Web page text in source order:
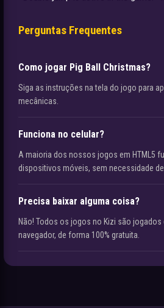
Perguntas Frequentes
Como jogar Pig Ball Christmas?
Siga as instruções na tela do jogo para
mecânicas.
Funciona no celular?
A maioria dos nossos jogos em HTML5
dispositivos móveis, sem necessidade
Precisa baixar alguma coisa?
Não! Todos os jogos no Kizi são jogados
navegador, de forma 100% gratuita.